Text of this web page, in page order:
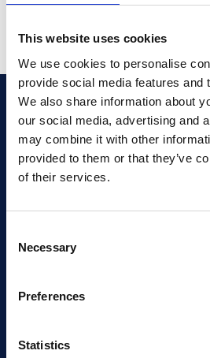
This website uses cookies
We use cookies to personalise
provide social media features and
We also share information about
our social media, advertising and
may combine it with other
provided to them or that they’ve
of their services.
Selection
Necessary
Preferences
Statistics
Kompetanse
Maritim skipsservice
Dokking
Elektro og automasjon
Basetjenester